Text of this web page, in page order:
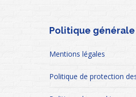
Politique
Mentions légales
Politique de protection